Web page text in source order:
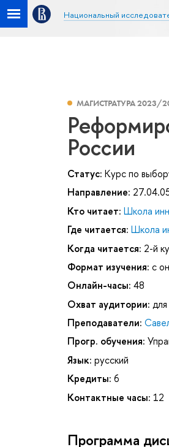
Национальный
МАГИСТРАТУРА 2023/
России
Статус: Курс по
Направление:
Кто читает: Школа
Где читается: Школа
Когда читается: 2-й
Формат изучения: с
Онлайн-часы: 48
Охват аудитории:
Преподаватели:
Прогр. обучения:
Язык: русский
Кредиты: 6
Контактные часы: 12
Программа